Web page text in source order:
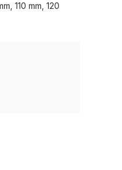
110 mm, 120